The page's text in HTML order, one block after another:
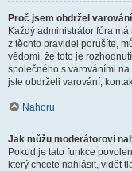
Proč jsem obdržel
Každý administrátor fóra
z těchto pravidel porušíte,
vědomí, že toto je
společného s varováními
jste obdrželi varování,
Nahoru
Jak můžu moderátorovi
Pokud je tato funkce
který chcete nahlásit, vidět